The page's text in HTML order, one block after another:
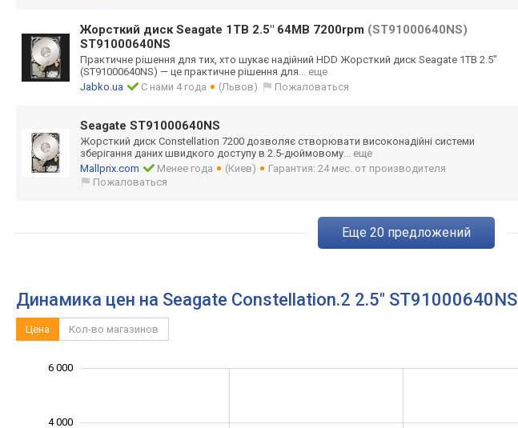
Жорсткий диск Seagate 1TB 2.5" 64MB 7200rpm (ST91000640NS)
ST91000640NS
Практичне рішення для тих, хто шукає надійний HDD Жорсткий диск Seagate 1TB 2.5"
(ST91000640NS) — це практичне рішення для... еще
Jabko.ua
С нами 4 года (Львов) Пожаловаться
Seagate ST91000640NS
Жорсткий диск Constellation 7200 дозволяє створювати високонадійні системи
зберігання даних швидкого доступу в 2.5-дюймовому... еще
Mallprix.com
Менее года (Киев)
Гарантия: 24 мес. от производителя
Пожаловаться
eще 20предложений
Динамика цен на Seagate Constellation.2 2.5" ST91000640NS
Цена Кол-во магазинов
4 000
6 000